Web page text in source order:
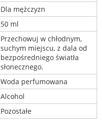
Dla mężczyzn
50 ml
Przechowuj w chłodnym,
suchym miejscu, z dala od
bezpośredniego światła
słonecznego.
Woda perfumowana
Alcohol
Pozostałe